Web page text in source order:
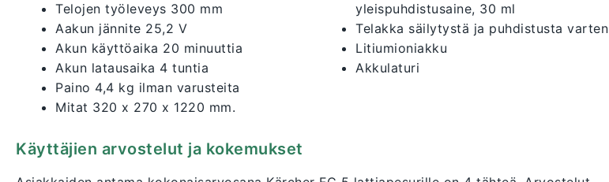
Telojen työleveys 300 mm
Aakun jännite 25,2 V
Akun käyttöaika 20 minuuttia
Akun latausaika 4 tuntia
Paino 4,4 kg ilman varusteita
Mitat 320 x 270 x 1220 mm.
yleispuhdistusaine, 30 ml
Telakka säilytystä ja puhdistusta varten
Litiumioniakku
Akkulaturi
Käyttäjien arvostelut ja kokemukset